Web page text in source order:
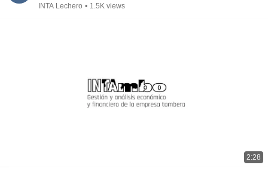
INTA Lechero • 1.5K views
2:28